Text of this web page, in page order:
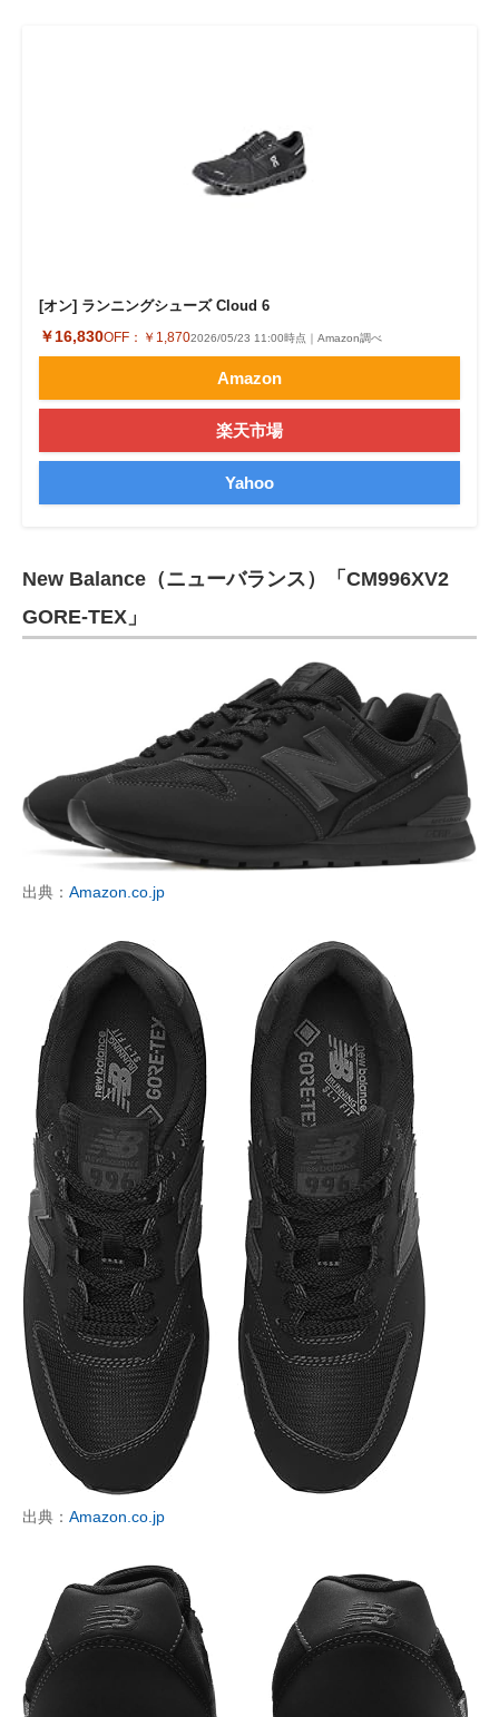
[オン] ランニングシューズ Cloud 6
￥16,830OFF： ￥1,8702026/05/23 11:00時点｜Amazon調べ
Amazon
楽天市場
Yahoo
New Balance（ニューバランス）「CM996XV2
GORE-TEX」
出典： Amazon.co.jp
出典： Amazon.co.jp